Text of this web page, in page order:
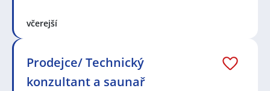
včerejší
Prodejce/ Technický
konzultant a saunař